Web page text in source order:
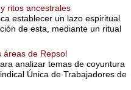
ritos ancestrales
establecer un lazo espiritual
de esta, mediante un ritual
áreas de Repsol
analizar temas de coyuntura
Única de Trabajadores de